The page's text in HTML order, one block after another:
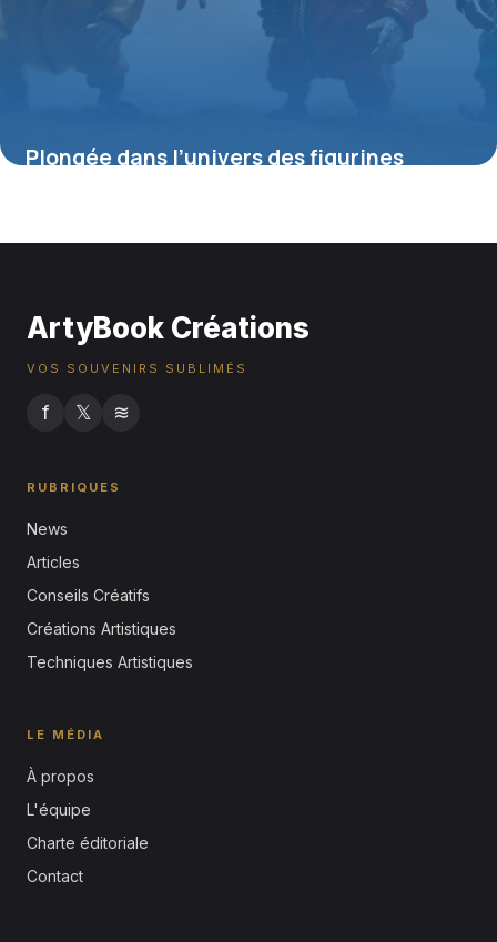
Plongée dans l’univers des figurines
ArtyBook Créations
VOS SOUVENIRS SUBLIMÉS
f 𝕏 ≋
RUBRIQUES
News
Articles
Conseils Créatifs
Créations Artistiques
Techniques Artistiques
LE MÉDIA
À propos
L'équipe
Charte éditoriale
Contact